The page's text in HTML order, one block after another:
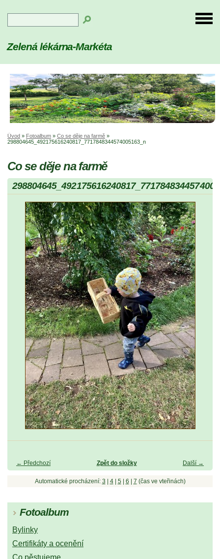
Zelená lékárna-Markéta
Úvod » Fotoalbum » Co se děje na farmě »
298804645_492175616240817_7717848344574005163_n
Co se děje na farmě
← Předchozí Další →
Zpět do složky
Automatické procházení: 3 4| 5| 6 7 (čas ve vteřinách)
Fotoalbum
Bylinky
Certifikáty a ocenění